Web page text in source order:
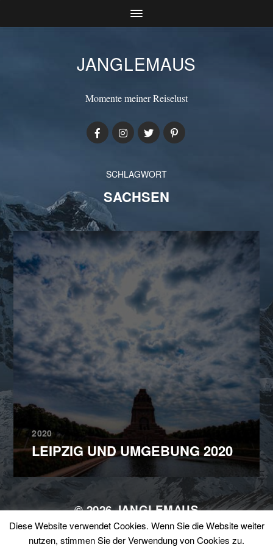
JANGLEMAUS
Momente meiner Reiselust
SCHLAGWORT
SACHSEN
2020
LEIPZIG UND UMGEBUNG 2020
© 2026JANGLEMAUS
THEMA VONANDERS NORÉN
Diese Website verwendet Cookies. Wenn Sie die Website weiter
nutzen, stimmen Sie der Verwendung von Cookies zu.